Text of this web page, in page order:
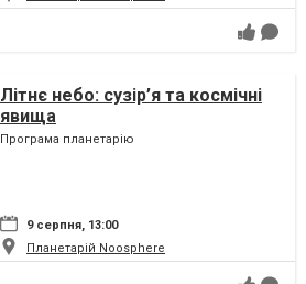
Літнє небо: сузір’я та космічні
явища
Програма планетарію
9 серпня, 13:00
Планетарій Noosphere